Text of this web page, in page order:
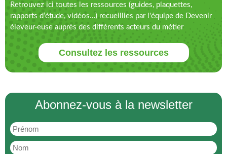
Retrouvez ici toutes les ressources (guides, plaquettes,
rapports d’étude, vidéos…) recueillies par l'équipe de Devenir
éleveur·euse auprès des différents acteurs du métier
Consultez les ressources
Abonnez-vous à la newsletter